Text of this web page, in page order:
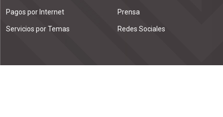
Pagos por Internet
Servicios por Temas
Prensa
Redes Sociales